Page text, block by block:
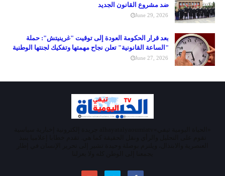
ضد مشروع القانون الجديد
June 29, 2026
بعد قرار الحكومة العودة إلى توقيت "غرينيتش": حملة
"الساعة القانونية" تعلن نجاح مهمتها وتفكيك لجنتها الوطنية
June 27, 2026